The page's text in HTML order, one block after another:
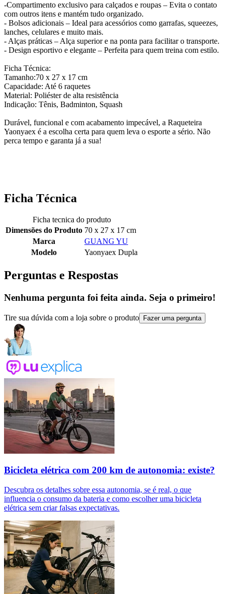
-Compartimento exclusivo para calçados e roupas – Evita o contato
com outros itens e mantém tudo organizado.
- Bolsos adicionais – Ideal para acessórios como garrafas, squeezes,
lanches, celulares e muito mais.
- Alças práticas – Alça superior e na ponta para facilitar o transporte.
- Design esportivo e elegante – Perfeita para quem treina com estilo.
Ficha Técnica:
Tamanho:70 x 27 x 17 cm
Capacidade: Até 6 raquetes
Material: Poliéster de alta resistência
Indicação: Tênis, Badminton, Squash
Durável, funcional e com acabamento impecável, a Raqueteira
Yaonyaex é a escolha certa para quem leva o esporte a sério. Não
perca tempo e garanta já a sua!
Ficha Técnica
Ficha tecnica do produto
Dimensões do Produto 70 x 27 x 17 cm
Marca
GUANG YU
Modelo
Yaonyaex Dupla
Perguntas e Respostas
Nenhuma pergunta foi feita ainda. Seja o primeiro!
Tire sua dúvida com a loja sobre o produto Fazer uma pergunta
Bicicleta elétrica com 200 km de autonomia: existe?
Descubra os detalhes sobre essa autonomia, se é real, o que
influencia o consumo da bateria e como escolher uma bicicleta
elétrica sem criar falsas expectativas.